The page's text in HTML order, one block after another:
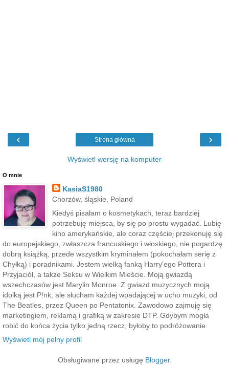
‹ ›
Strona główna
Wyświetl wersję na komputer
O mnie
KasiaS1980
Chorzów, śląskie, Poland
Kiedyś pisałam o kosmetykach, teraz bardziej
potrzebuję miejsca, by się po prostu wygadać. Lubię
kino amerykańskie, ale coraz częściej przekonuję się
do europejskiego, zwłaszcza francuskiego i włoskiego, nie pogardzę
dobrą książką, przede wszystkim kryminałem (pokochałam serię z
Chyłką) i poradnikami. Jestem wielką fanką Harry'ego Pottera i
Przyjaciół, a także Seksu w Wielkim Mieście. Moją gwiazdą
wszechczasów jest Marylin Monroe. Z gwiazd muzycznych moją
idolką jest P!nk, ale słucham każdej wpadającej w ucho muzyki, od
The Beatles, przez Queen po Pentatonix. Zawodowo zajmuję się
marketingiem, reklamą i grafiką w zakresie DTP. Gdybym mogła
robić do końca życia tylko jedną rzecz, byłoby to podróżowanie.
Wyświetl mój pełny profil
Obsługiwane przez usługę Blogger.